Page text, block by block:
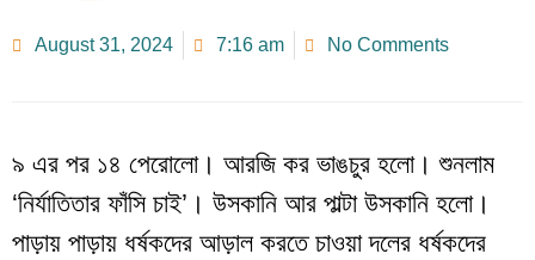
August 31, 2024 7:16 am No Comments
৯ এর পর ১৪ পেরোলো। আরজি কর ভাঙচুর হলো। শুনলাম
‘নির্যাতিতার ফাঁসি চাই’। উসকানি আর পাল্টা উসকানি হলো।
পাড়ায় পাড়ায় ধর্ষকদের আড়াল করতে চাওয়া দলের ধর্ষকদের